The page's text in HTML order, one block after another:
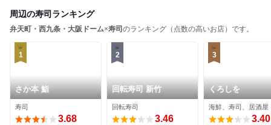
周辺の寿司ランキング
弁天町・西九条・大阪ドーム×寿司 のランキング（点数の高いお店）です。
1
さか本 鮨
寿司
3.68
2
回転寿司 新竹
回転寿司
3.46
3
くろしを
海鮮、寿司、居酒屋
3.40